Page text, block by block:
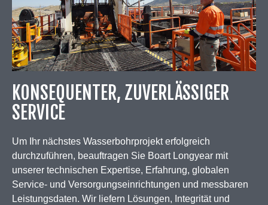
KONSEQUENTER, ZUVERLÄSSIGER
SERVICE
Um Ihr nächstes Wasserbohrprojekt erfolgreich
durchzuführen, beauftragen Sie Boart Longyear mit
unserer technischen Expertise, Erfahrung, globalen
Service- und Versorgungseinrichtungen und messbaren
Leistungsdaten. Wir liefern Lösungen, Integrität und